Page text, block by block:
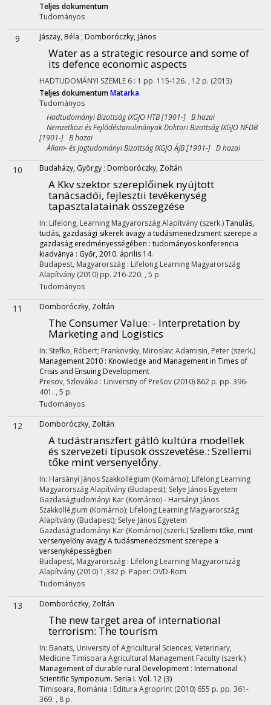
Teljes dokumentum
Tudományos
9 Jászay, Béla ; Domboróczky, János
Water as a strategic resource and some of
its defence economic aspects
HADTUDOMÁNYI SZEMLE 6 : 1 pp. 115-126. , 12 p. (2013)
Teljes dokumentumMatarka
Tudományos
Hadtudományi Bizottság IXGJO HTB [1901-] B hazai
Nemzetközi és Fejlődéstanulmányok Doktori Bizottság IXGJO NFDB
[1901-] B hazai
Állam- és Jogtudományi Bizottság IXGJO ÁJB [1901-] D hazai
10 Budaházy, György ; Domboróczky, Zoltán
A Kkv szektor szereplőinek nyújtott
tanácsadói, fejlesztıi tevékenység
tapasztalatainak összegzése
In: Lifelong, Learning Magyarország Alapítvány (szerk.)Tanulás,
tudás, gazdasági sikerek avagy a tudásmenedzsment szerepe a
gazdaság eredményességében : tudományos konferencia
kiadványa : Győr, 2010. április 14.
Budapest, Magyarország : Lifelong Learning Magyarország
Alapítvány (2010) pp. 216-220. , 5 p.
Tudományos
11 Domboróczky, Zoltán
The Consumer Value: - Interpretation by
Marketing and Logistics
In: Stefko, Róbert; Frankovsky, Miroslav; Adamisin, Peter (szerk.)
Management 2010 : Knowledge and Management in Times of
Crisis and Ensuing Development
Presov, Szlovákia : University of Prešov (2010) 862 p. pp. 396-
401. , 5 p.
Tudományos
12 Domboróczky, Zoltán
A tudástranszfert gátló kultúra modellek
és szervezeti típusok összevetése.: Szellemi
tőke mint versenyelőny.
In: Harsányi János Szakkollégium (Komárno); Lifelong Learning
Magyarország Alapítvány (Budapest); Selye János Egyetem
Gazdaságtudományi Kar (Komárno) - Harsányi János
Szakkollégium (Komárno); Lifelong Learning Magyarország
Alapítvány (Budapest); Selye János Egyetem
Gazdaságtudományi Kar (Komárno) (szerk.) Szellemi tőke, mint
versenyelőny avagy A tudásmenedzsment szerepe a
versenyképességben
Budapest, Magyarország : Lifelong Learning Magyarország
Alapítvány (2010) 1,332 p. Paper: DVD-Rom
Tudományos
13 Domboróczky, Zoltán
The new target area of international
terrorism: The tourism
In: Banats, University of Agricultural Sciences; Veterinary,
Medicine Timisoara Agricultural Management Faculty (szerk.)
Management of durable rural Development : International
Scientific Sympozium. Seria I. Vol. 12 (3)
Timisoara, Románia : Editura Agroprint (2010) 655 p. pp. 361-
369. , 8 p.